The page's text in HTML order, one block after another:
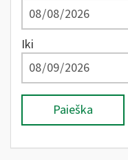
Iki
Paieška